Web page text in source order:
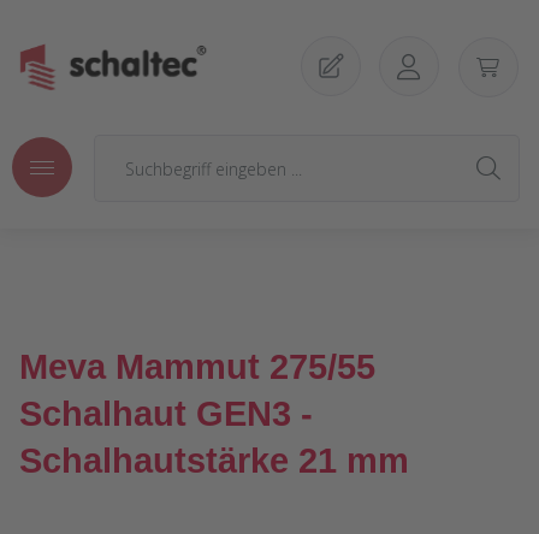
Meva Mammut 275/55
Schalhaut GEN3 -
Schalhautstärke 21 mm